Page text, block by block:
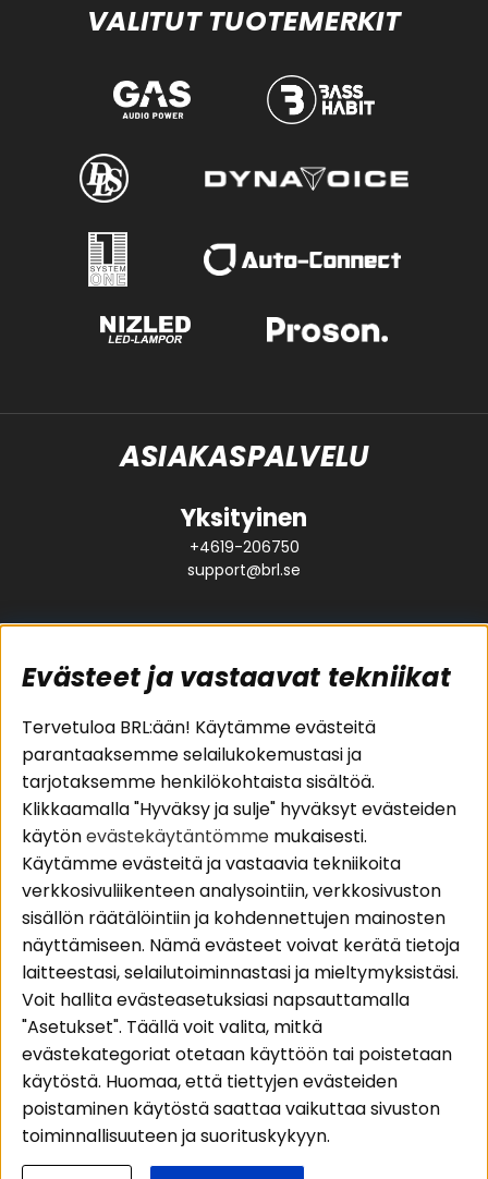
VALITUT TUOTEMERKIT
ASIAKASPALVELU
Yksityinen
+4619-206750
support@brl.se
Suositut sivut
Pakettiratkaisut
Autostereot
Kaiuttimet
Päätevahvistimet
Lisätarvikkeet
Kaapelit
Asiakaspalvelu
Evästeet
Huolto- ja
takuutiedot
Ostoehdot
Palautus
Tietosuojapolitiikka
Alueet
Autohifi
Kotihifi
Uutuudet
Seuraa meitä
Instagram
Facebook
Youtube
Tiktok
Evästeet ja vastaavat tekniikat
Tervetuloa BRL:ään! Käytämme evästeitä
parantaaksemme selailukokemustasi ja
tarjotaksemme henkilökohtaista sisältöä.
Klikkaamalla "Hyväksy ja sulje" hyväksyt evästeiden
käytönevästekäytäntömme mukaisesti.
Käytämme evästeitä ja vastaavia tekniikoita
verkkosivuliikenteen analysointiin, verkkosivuston
sisällön räätälöintiin ja kohdennettujen mainosten
näyttämiseen. Nämä evästeet voivat kerätä tietoja
laitteestasi, selailutoiminnastasi ja mieltymyksistäsi.
Voit hallita evästeasetuksiasi napsauttamalla
"Asetukset". Täällä voit valita, mitkä
evästekategoriat otetaan käyttöön tai poistetaan
käytöstä. Huomaa, että tiettyjen evästeiden
poistaminen käytöstä saattaa vaikuttaa sivuston
toiminnallisuuteen ja suorituskykyyn.